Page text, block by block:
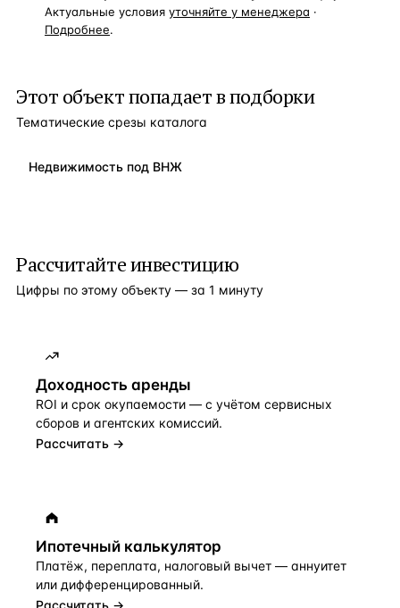
Актуальные условия уточняйте у менеджера ·
Подробнее.
Этот объект попадает в подборки
Тематические срезы каталога
Недвижимость под ВНЖ
Рассчитайте инвестицию
Цифры по этому объекту — за 1 минуту
Доходность аренды
ROI и срок окупаемости — с учётом сервисных
сборов и агентских комиссий.
Рассчитать →
Ипотечный калькулятор
Платёж, переплата, налоговый вычет — аннуитет
или дифференцированный.
Рассчитать →